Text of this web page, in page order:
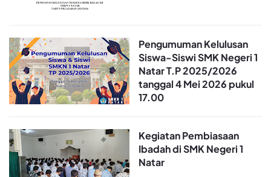
Pengumuman Kelulusan
Siswa-Siswi SMK Negeri 1
Natar T.P 2025/2026
tanggal 4 Mei 2026 pukul
17.00
Kegiatan Pembiasaan
Ibadah di SMK Negeri 1
Natar